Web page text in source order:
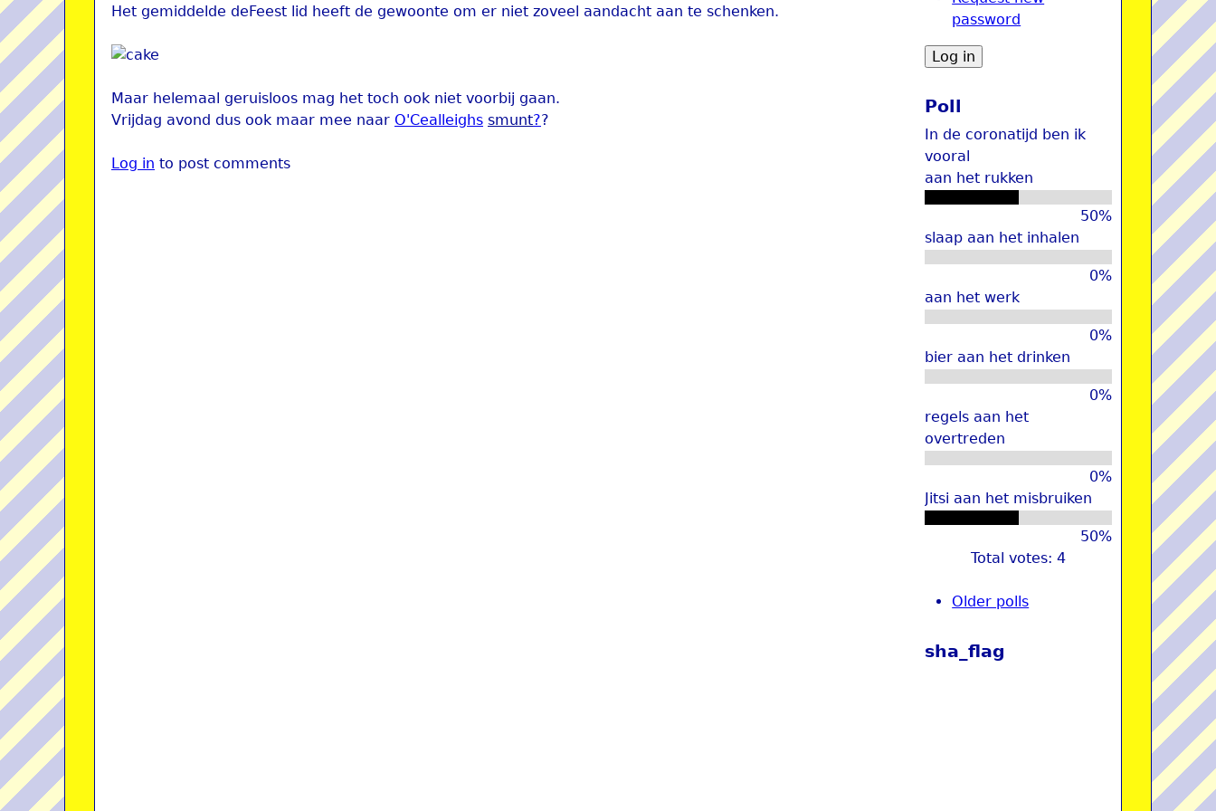
Het gemiddelde deFeest lid heeft de gewoonte om er niet zoveel aandacht aan te schenken.
Maar helemaal geruisloos mag het toch ook niet voorbij gaan.
Vrijdag avond dus ook maar mee naar O'Cealleighs smunt??
Log in to post comments
password
Poll
In de coronatijd ben ik
vooral
aan het rukken
50%
slaap aan het inhalen
0%
aan het werk
0%
bier aan het drinken
0%
regels aan het
overtreden
0%
Jitsi aan het misbruiken
50%
Total votes: 4
Older polls
sha_flag